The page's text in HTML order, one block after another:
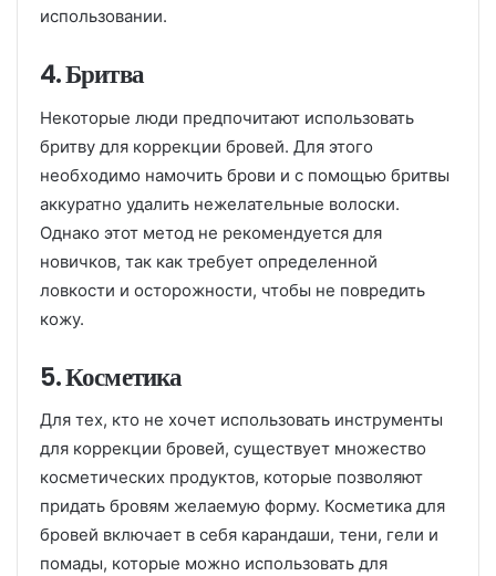
использовании.
4. Бритва
Некоторые люди предпочитают использовать
бритву для коррекции бровей. Для этого
необходимо намочить брови и с помощью бритвы
аккуратно удалить нежелательные волоски.
Однако этот метод не рекомендуется для
новичков, так как требует определенной
ловкости и осторожности, чтобы не повредить
кожу.
5. Косметика
Для тех, кто не хочет использовать инструменты
для коррекции бровей, существует множество
косметических продуктов, которые позволяют
придать бровям желаемую форму. Косметика для
бровей включает в себя карандаши, тени, гели и
помады, которые можно использовать для